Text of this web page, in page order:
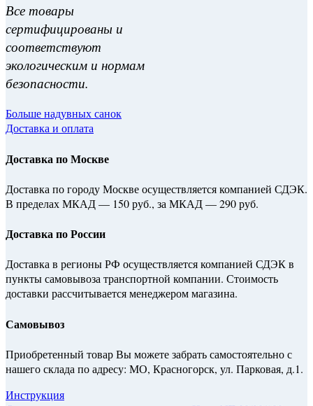
Все товары
сертифицированы и
соответствуют
экологическим и нормам
безопасности.
Больше надувных санок
Доставка и оплата
Доставка по Москве
Доставка по городу Москве осуществляется компанией СДЭК.
В пределах МКАД — 150 руб., за МКАД — 290 руб.
Доставка по России
Доставка в регионы РФ осуществляется компанией СДЭК в
пункты самовывоза транспортной компании. Стоимость
доставки рассчитывается менеджером магазина.
Самовывоз
Приобретенный товар Вы можете забрать самостоятельно с
нашего склада по адресу: МО, Красногорск, ул. Парковая, д.1.
Инструкция